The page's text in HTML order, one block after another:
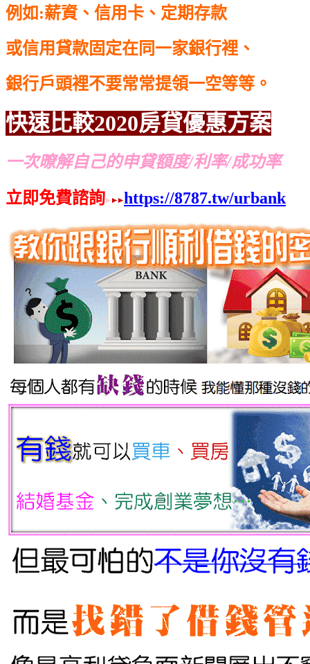
例如:薪資、信用卡、定期存款
或信用貸款固定在同一家銀行裡、
銀行戶頭裡不要常常提領一空等等。
快速比較2020房貸優惠方案
一次暸解自己的申貸額度/利率/成功率
立即免費諮詢
https://8787.tw/urbank